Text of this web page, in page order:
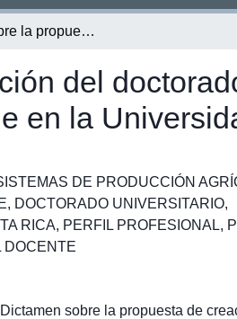
Dictamen sobre la propuesta de creación del doctorado en sistemas de producción agrícola tropical sostenible en la Universidad de Costa Rica
del
en la
DE PRODUCCIÓN
, DOCTORADO UNIVERSITARIO,
RICA, PERFIL PROFESIONAL,
DOCENTE
sobre la propuesta de